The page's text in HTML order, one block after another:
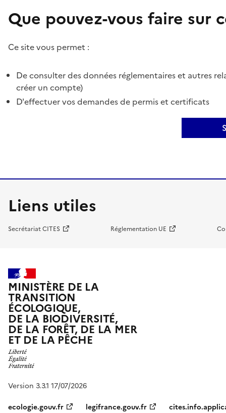
Que pouvez-vous faire sur
Ce site vous permet :
De consulter des données réglementaires et autres
créer un compte)
D'effectuer vos demandes de permis et certificats
Liens utiles
Secrétariat CITES Réglementation UE
MINISTÈRE DE LA
TRANSITION
ÉCOLOGIQUE,
DE LA BIODIVERSITÉ,
DE LA FORÊT, DE LA MER
ET DE LA PÊCHE
Version 3.3.1 17/07/2026
ecologie.gouv.fr
legifrance.gouv.fr